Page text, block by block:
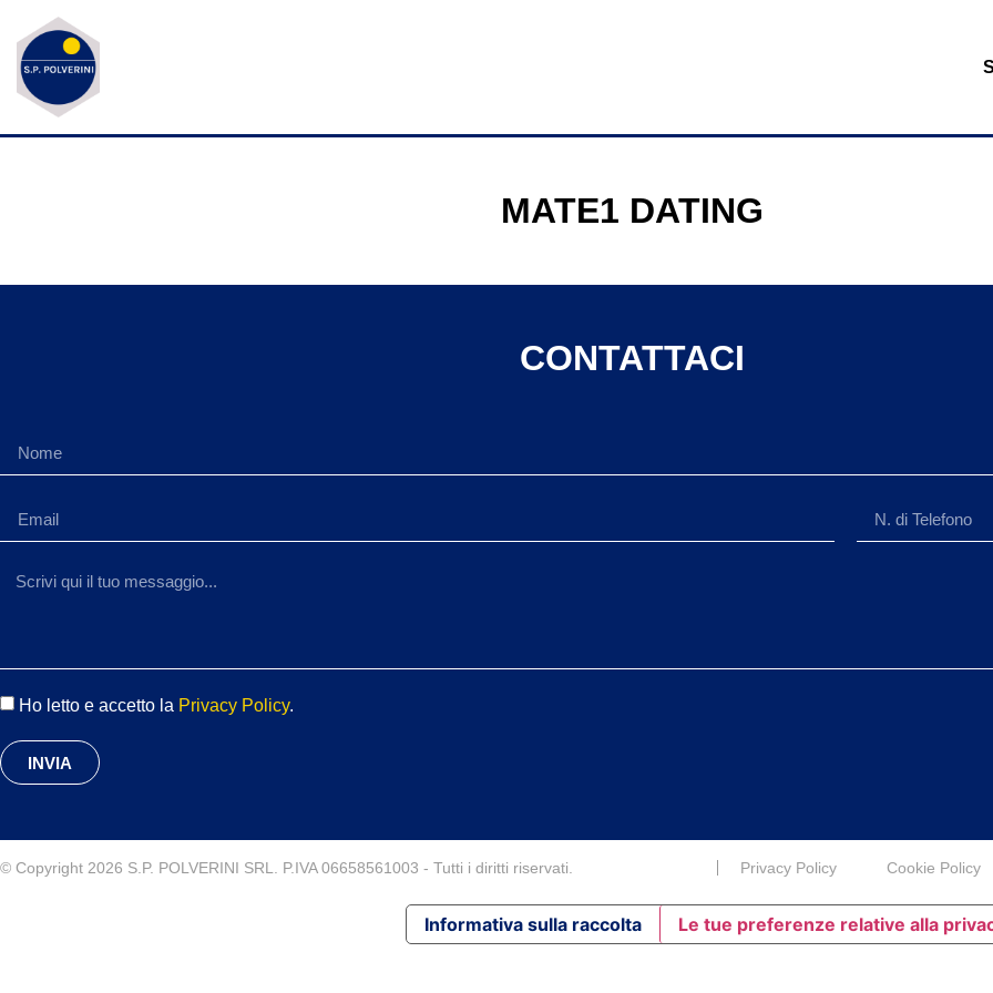
MATE1 DATING
CONTATTACI
Ho letto e accetto la Privacy Policy.
INVIA
© Copyright 2026 S.P. POLVERINI SRL. P.IVA 06658561003 - Tutti i diritti riservati. Privacy Policy Cookie Policy
Informativa sulla raccolta Le tue preferenze relative alla